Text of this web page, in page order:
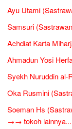
Ayu Utami
Samsuri
Achdiat Karta
Ahmadun Yosi
Syekh Nuruddin al-
Oka Rusmini
Soeman Hs
→→ tokoh lainnya...